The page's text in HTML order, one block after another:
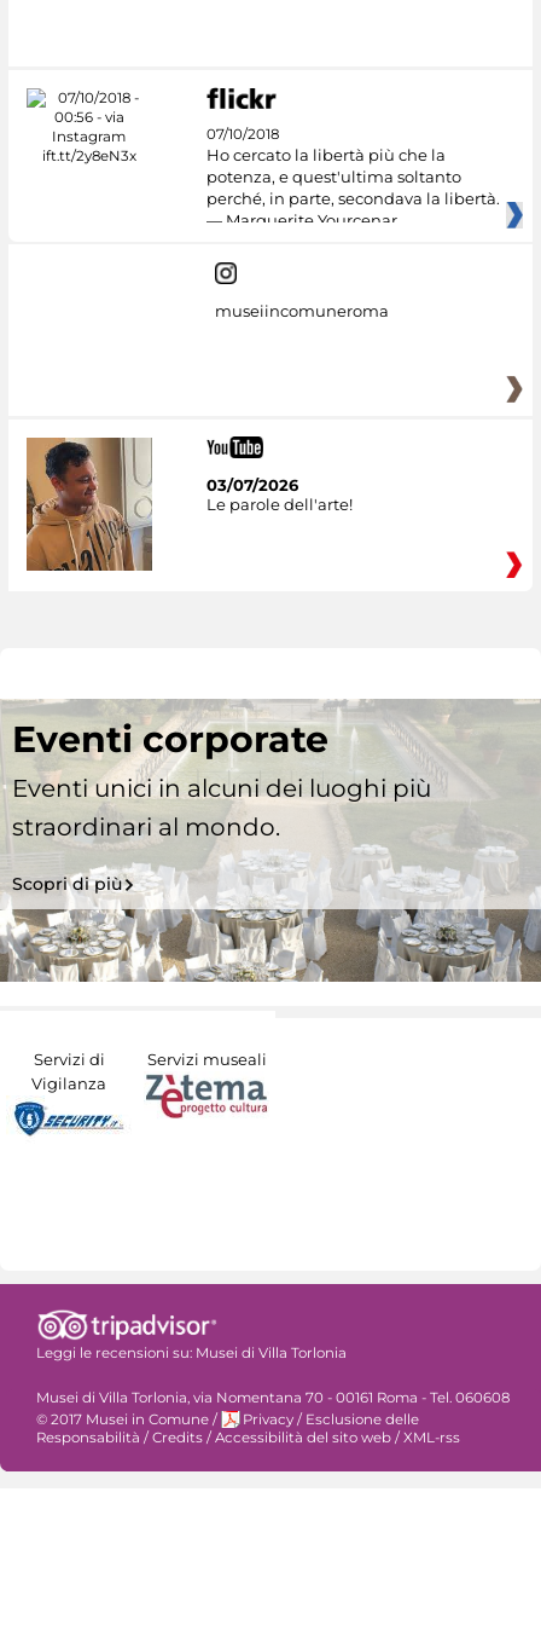
07/10/2018
Ho cercato la libertà più che la
potenza, e quest'ultima soltanto
perché, in parte, secondava la libertà.
— Marguerite Yourcenar
museiincomuneroma
03/07/2026
Le parole dell'arte!
Eventi corporate
Eventi unici in alcuni dei luoghi più
straordinari al mondo.
Scopri di più
Servizi di
Vigilanza
Servizi museali
Leggi le recensioni su: Musei di Villa Torlonia
Musei di Villa Torlonia, via Nomentana 70 - 00161 Roma - Tel. 060608
© 2017 Musei in Comune / Privacy / Esclusione delle
Responsabilità /Credits /Accessibilità del sito web /XML-rss